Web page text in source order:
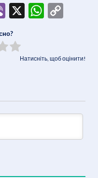
Viber
X
Натисніть, щоб оцінити!